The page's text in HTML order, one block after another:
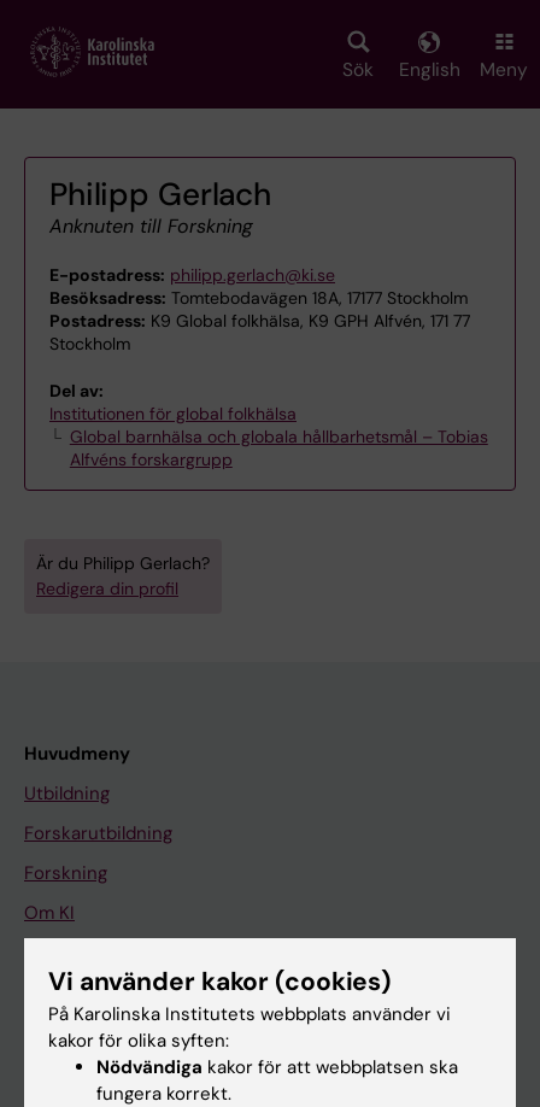
main
Sök English Meny
Philipp Gerlach
Anknuten till Forskning
E-postadress: philipp.gerlach@ki.se
Besöksadress: Tomtebodavägen 18A, 17177 Stockholm
Postadress: K9 Global folkhälsa, K9 GPH Alfvén, 171 77
Stockholm
Del av:
Institutionen för global folkhälsa
Global barnhälsa och globala hållbarhetsmål – Tobias
Alfvéns forskargrupp
Är du Philipp Gerlach?
Redigera din profil
Huvudmeny
Utbildning
Forskarutbildning
Forskning
Om KI
På gång
Nyheter
Kalender
Vi använder kakor (cookies)
På Karolinska Institutets webbplats använder vi
kakor för olika syften:
Nödvändiga kakor för att webbplatsen ska
fungera korrekt.